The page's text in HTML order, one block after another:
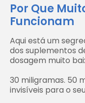
Por Que
Funcionam
Aqui está um
dos suplementos
dosagem muito
30 miligramas. 50
invisíveis para o